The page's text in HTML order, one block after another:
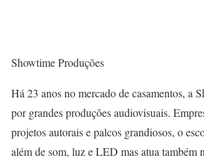
Showtime Produções
Há 23 anos no mercado de casamentos, a
por grandes produções audiovisuais.
projetos autorais e palcos grandiosos, o
além de som, luz e LED mas atua também